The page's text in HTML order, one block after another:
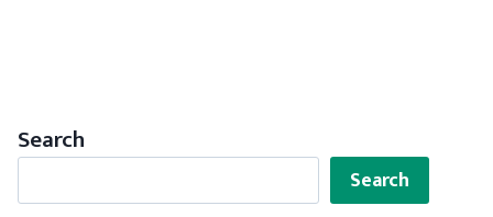
Search
Search